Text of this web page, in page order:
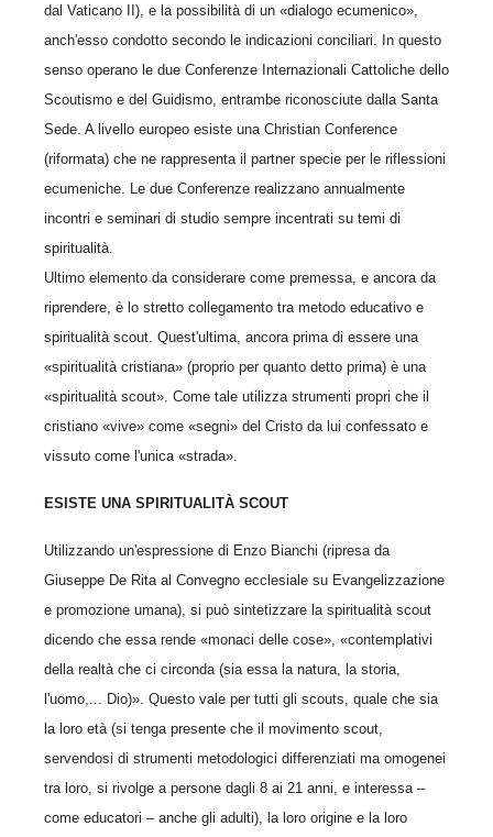
dal Vaticano II), e la possibilità di un «dialogo ecumenico»,
anch'esso condotto secondo le indicazioni conciliari. In questo
senso operano le due Conferenze Internazionali Cattoliche dello
Scoutismo e del Guidismo, entrambe riconosciute dalla Santa
Sede. A livello europeo esiste una Christian Conference
(riformata) che ne rappresenta il partner specie per le riflessioni
ecumeniche. Le due Conferenze realizzano annualmente
incontri e seminari di studio sempre incentrati su temi di
spiritualità.
Ultimo elemento da considerare come premessa, e ancora da
riprendere, è lo stretto collegamento tra metodo educativo e
spiritualità scout. Quest'ultima, ancora prima di essere una
«spiritualità cristiana» (proprio per quanto detto prima) è una
«spiritualità scout». Come tale utilizza strumenti propri che il
cristiano «vive» come «segni» del Cristo da lui confessato e
vissuto come l'unica «strada».
ESISTE UNA SPIRITUALITÀ SCOUT
Utilizzando un'espressione di Enzo Bianchi (ripresa da
Giuseppe De Rita al Convegno ecclesiale su Evangelizzazione
e promozione umana), si può sintetizzare la spiritualità scout
dicendo che essa rende «monaci delle cose», «contemplativi
della realtà che ci circonda (sia essa la natura, la storia,
l'uomo,... Dio)». Questo vale per tutti gli scouts, quale che sia
la loro età (si tenga presente che il movimento scout,
servendosi di strumenti metodologici differenziati ma omogenei
tra loro, si rivolge a persone dagli 8 ai 21 anni, e interessa –
come educatori – anche gli adulti), la loro origine e la loro